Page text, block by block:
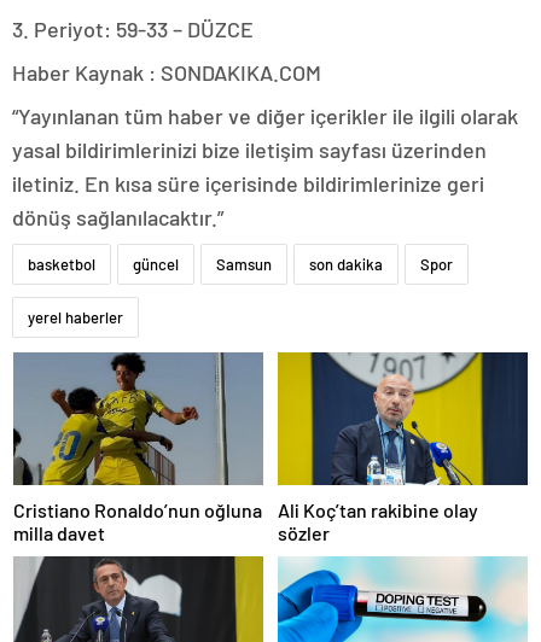
3. Periyot: 59-33 – DÜZCE
Haber Kaynak : SONDAKIKA.COM
“Yayınlanan tüm haber ve diğer içerikler ile ilgili olarak
yasal bildirimlerinizi bize iletişim sayfası üzerinden
iletiniz. En kısa süre içerisinde bildirimlerinize geri
dönüş sağlanılacaktır.”
basketbol güncel Samsun son dakika Spor
yerel haberler
Cristiano Ronaldo’nun oğluna
milla davet
Ali Koç’tan rakibine olay
sözler